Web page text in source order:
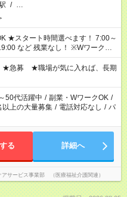
/ …
～
残業なし！ ※Wワークの
時間超の就業はご案内できませ
以上勤務は社会保険への加入対象
雇い派遣の原則禁止）により、
が難しい場合があります
★急募 ★職場が気に入れば、長期
50代活躍中 / 副業・WワークOK /
以上の大量募集 / 電話対応なし / パ
る 詳細へ
サービス事業部 （医療福祉介護関連）